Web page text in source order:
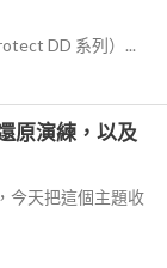
DD 系列）...
原演練，以及
今天把這個主題收